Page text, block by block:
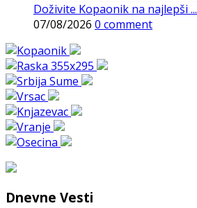
Doživite Kopaonik na najlepši ...
07/08/2026 0 comment
Dnevne Vesti